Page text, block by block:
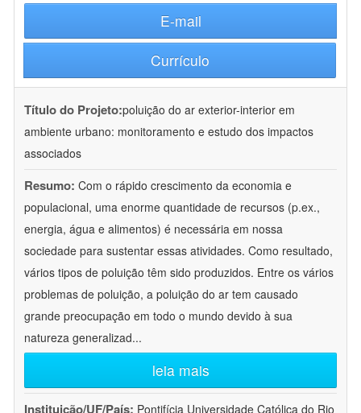
E-mail
Currículo
Título do Projeto:poluição do ar exterior-interior em
ambiente urbano: monitoramento e estudo dos impactos
associados
Resumo: Com o rápido crescimento da economia e
populacional, uma enorme quantidade de recursos (p.ex.,
energia, água e alimentos) é necessária em nossa
sociedade para sustentar essas atividades. Como resultado,
vários tipos de poluição têm sido produzidos. Entre os vários
problemas de poluição, a poluição do ar tem causado
grande preocupação em todo o mundo devido à sua
natureza generalizad...
leia mais
Instituição/UF/País: Pontifícia Universidade Católica do Rio